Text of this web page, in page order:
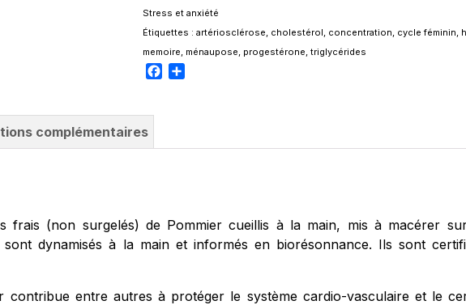
Stress et anxiété
Étiquettes : artériosclérose, cholestérol, concentration, cycle féminin,
memoire, ménaupose, progestérone, triglycérides
Facebook
complémentaires
frais (non surgelés) de Pommier cueillis à la main, mis à macérer
sont dynamisés à la main et informés en biorésonnance. Ils sont
contribue entre autres à protéger le système cardio-vasculaire et le